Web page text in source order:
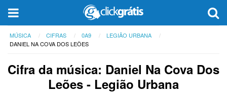
MÚSICA CIFRAS 0A9
LEGIÃO URBANA
DANIEL NA COVA DOS LEÕES
Cifra da música: Daniel Na Cova Dos
Leões - Legião Urbana